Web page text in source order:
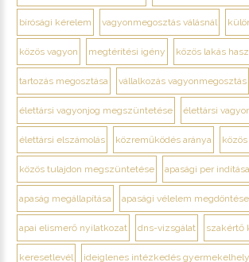
bírósági kérelem vagyonmegosztás válásnál
közös vagyon megtérítési igény közös lakás
tartozás megosztása vállalkozás vagyonmegosztás
élettársi vagyonjog megszüntetése élettársi
élettársi elszámolás közreműködés aránya
közös tulajdon megszüntetése apasági per indítása
apaság megállapítása apasági vélelem megdöntése
apai elismerő nyilatkozat dns-vizsgálat szakértő
keresetlevél ideiglenes intézkedés